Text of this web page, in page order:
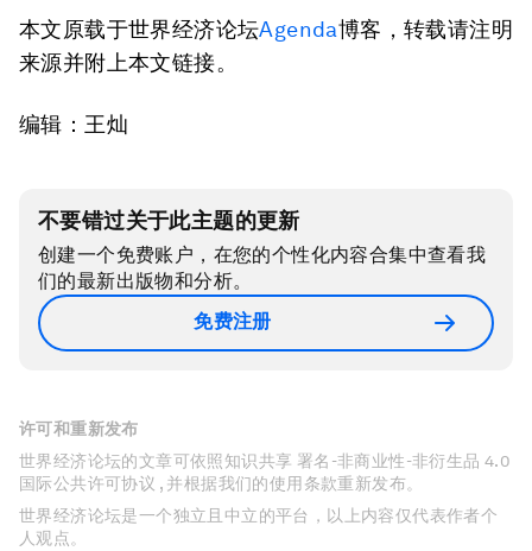
本文原载于世界经济论坛Agenda博客，转载请注明
来源并附上本文链接。
编辑：王灿
不要错过关于此主题的更新
创建一个免费账户，在您的个性化内容合集中查看我
们的最新出版物和分析。
免费注册
许可和重新发布
世界经济论坛的文章可依照知识共享 署名-非商业性-非衍生品 4.0
国际公共许可协议 , 并根据我们的使用条款重新发布。
世界经济论坛是一个独立且中立的平台，以上内容仅代表作者个
人观点。